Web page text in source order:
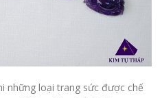
những loại trang sức được chế